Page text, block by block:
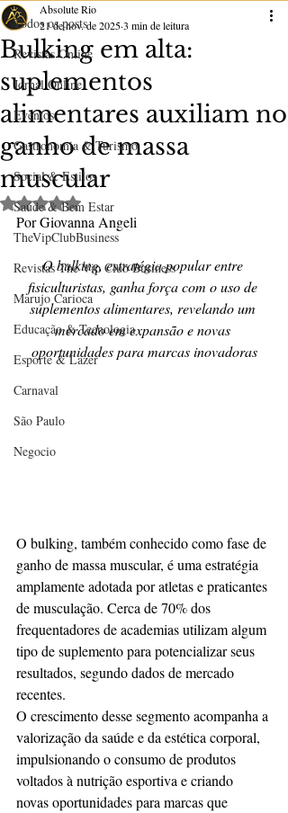
Todos os posts
Revistas Online
Jornal Online
Eventos
Gastronomia & Turismo
Social & Estilos
Saúde & Bem Estar
TheVipClubBusiness
Revistas The Vip Club Business
Marujo Carioca
Educação & Tecnologia
Esporte & Lazer
Carnaval
São Paulo
Negocio
Bulking em alta:
suplementos
alimentares auxiliam no
ganho de massa
muscular
Absolute Rio
21 de nov. de 20253 min de leitura
Avaliado com NaN de 5 estrelas.
Por Giovanna Angeli
O bulking, estratégia popular entre
fisiculturistas, ganha força com o uso de
suplementos alimentares, revelando um
mercado em expansão e novas
oportunidades para marcas inovadoras
O bulking, também conhecido como fase de
ganho de massa muscular, é uma estratégia
amplamente adotada por atletas e praticantes
de musculação. Cerca de 70% dos
frequentadores de academias utilizam algum
tipo de suplemento para potencializar seus
resultados, segundo dados de mercado
recentes.
O crescimento desse segmento acompanha a
valorização da saúde e da estética corporal,
impulsionando o consumo de produtos
voltados à nutrição esportiva e criando
novas oportunidades para marcas que